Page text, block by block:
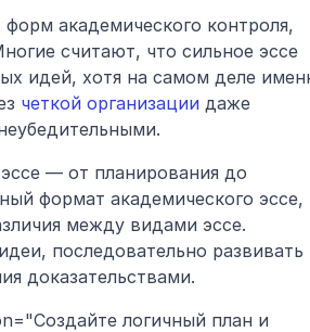
академического контроля,
считают, что сильное эссе
идей, хотя на самом деле
четкой организации даже
— от планирования до
формат академического эссе,
между видами эссе.
последовательно развивать
доказательствами.
логичный план и